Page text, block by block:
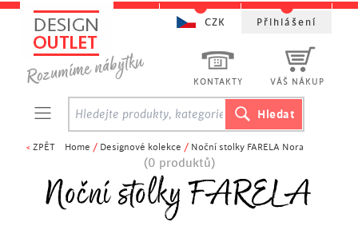
< ZPĚT Home / Designové kolekce / Noční stolky FARELA Nora
(0 produktů)
Noční stolky FARELA
KONTAKTY VÁŠ NÁKUP
CZK Přihlášení